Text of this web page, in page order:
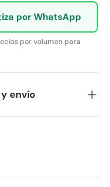
por WhatsApp
por volumen para
envío